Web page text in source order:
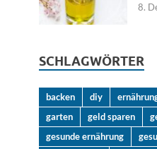
8.
SCHLAGWÖRTER
backen diy
garten
geld sparen
gesunde ernährung